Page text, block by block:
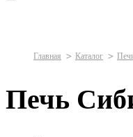
Главная Каталог
Печь